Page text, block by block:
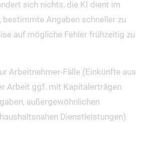
sich nichts, die KI dient im
bestimmte Angaben schneller zu
auf mögliche Fehler frühzeitig zu
Arbeitnehmer-Fälle (Einkünfte aus
Arbeit ggf. mit Kapitalerträgen
außergewöhnlichen
Dienstleistungen)